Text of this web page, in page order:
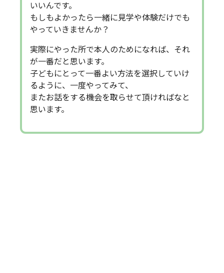
いいんです。
もしもよかったら一緒に見学や体験だけでも
やっていきませんか？
実際にやった所で本人のためになれば、それ
が一番だと思います。
子どもにとって一番よい方法を選択していけ
るように、一度やってみて、
またお話をする機会を取らせて頂ければなと
思います。